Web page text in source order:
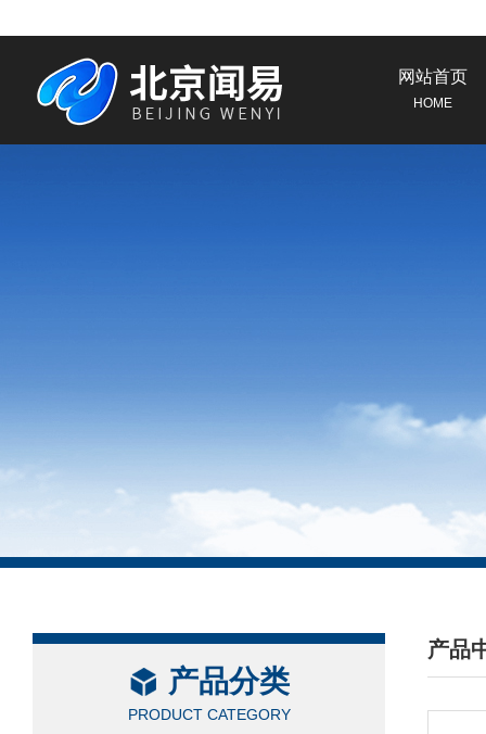
网站首页
HOME
产品分类
PRODUCT CATEGORY
产品
/